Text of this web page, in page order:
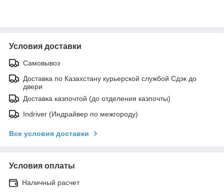
Условия доставки
Самовывоз
Доставка по Казахстану курьерской службой Сдэк до
двери
Доставка казпочтой (до отделения казпочты)
Indriver (Индрайвер по межгороду)
Все условия доставки
Условия оплаты
Наличный расчет